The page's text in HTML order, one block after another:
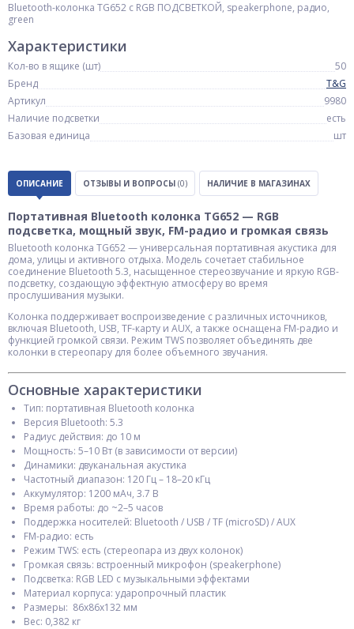
Bluetooth-колонка TG652 с RGB ПОДСВЕТКОЙ, speakerphone, радио,
green
Характеристики
Кол-во в ящике (шт)
50
Бренд
T&G
Артикул
9980
Наличие подсветки
есть
Базовая единица
шт
ОПИСАНИЕ ОТЗЫВЫ И ВОПРОСЫ (0) НАЛИЧИЕ В МАГАЗИНАХ
Портативная Bluetooth колонка TG652 — RGB
подсветка, мощный звук, FM-радио и громкая связь
Bluetooth колонка TG652 — универсальная портативная акустика для
дома, улицы и активного отдыха. Модель сочетает стабильное
соединение Bluetooth 5.3, насыщенное стереозвучание и яркую RGB-
подсветку, создающую эффектную атмосферу во время
прослушивания музыки.
Колонка поддерживает воспроизведение с различных источников,
включая Bluetooth, USB, TF-карту и AUX, а также оснащена FM-радио и
функцией громкой связи. Режим TWS позволяет объединять две
колонки в стереопару для более объемного звучания.
Основные характеристики
Тип: портативная Bluetooth колонка
Версия Bluetooth: 5.3
Радиус действия: до 10 м
Мощность: 5–10 Вт (в зависимости от версии)
Динамики: двуканальная акустика
Частотный диапазон: 120 Гц – 18–20 кГц
Аккумулятор: 1200 мАч, 3.7 В
Время работы: до ~2–5 часов
Поддержка носителей: Bluetooth / USB / TF (microSD) / AUX
FM-радио: есть
Режим TWS: есть (стереопара из двух колонок)
Громкая связь: встроенный микрофон (speakerphone)
Подсветка: RGB LED с музыкальными эффектами
Материал корпуса: ударопрочный пластик
Размеры: 86х86х132 мм
Вес: 0,382 кг